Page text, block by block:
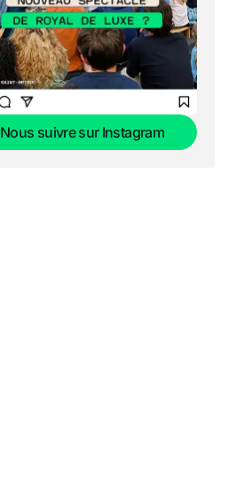
Nous suivre sur Instagram